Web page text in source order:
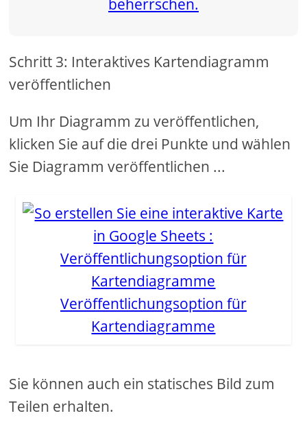
Schritt 3: Interaktives Kartendiagramm
veröffentlichen
Um Ihr Diagramm zu veröffentlichen,
klicken Sie auf die drei Punkte und wählen
Sie Diagramm veröffentlichen ...
Veröffentlichungsoption für
Kartendiagramme
Sie können auch ein statisches Bild zum
Teilen erhalten.